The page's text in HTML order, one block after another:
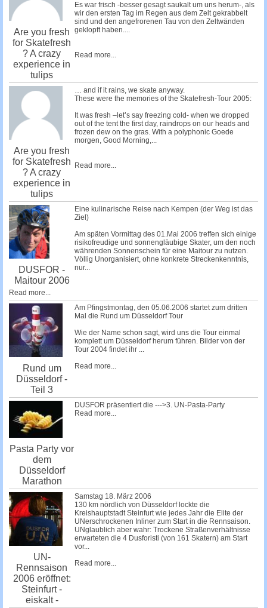
Are you fresh
for Skatefresh
? A crazy
experience in
tulips
Es war frisch -besser gesagt saukalt um uns herum-, als
wir den ersten Tag im Regen aus dem Zelt gekrabbelt
sind und den angefrorenen Tau von den Zeltwänden
geklopft haben....
Read more...
Are you fresh
for Skatefresh
? A crazy
experience in
tulips
… and if it rains, we skate anyway.
These were the memories of the Skatefresh-Tour 2005:
It was fresh –let’s say freezing cold- when we dropped
out of the tent the first day, raindrops on our heads and
frozen dew on the gras. With a polyphonic Goede
morgen, Good Morning,...
Read more...
DUSFOR -
Maitour 2006
Eine kulinarische Reise nach Kempen (der Weg ist das
Ziel)
Am späten Vormittag des 01.Mai 2006 treffen sich einige
risikofreudige und sonnengläubige Skater, um den noch
währenden Sonnenschein für eine Maitour zu nutzen.
Völlig Unorganisiert, ohne konkrete Streckenkenntnis,
nur...
Read more...
Rund um
Düsseldorf -
Teil 3
Am Pfingstmontag, den 05.06.2006 startet zum dritten
Mal die Rund um Düsseldorf Tour
Wie der Name schon sagt, wird uns die Tour einmal
komplett um Düsseldorf herum führen. Bilder von der
Tour 2004 findet ihr ...
Read more...
Pasta Party vor
dem
Düsseldorf
Marathon
DUSFOR präsentiert die --->3. UN-Pasta-Party
Read more...
UN-
Rennsaison
2006 eröffnet:
Steinfurt -
eiskalt -
Samstag 18. März 2006
130 km nördlich von Düsseldorf lockte die
Kreishauptstadt Steinfurt wie jedes Jahr die Elite der
UNerschrockenen Inliner zum Start in die Rennsaison.
UNglaublich aber wahr: Trockene Straßenverhältnisse
erwarteten die 4 Dusforisti (von 161 Skatern) am Start
vor...
Read more...